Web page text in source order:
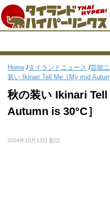
Home /タイランドニュース /芸能
装い Ikinari Tell Me［My mid
秋の装い Ikinari
Autumn is 30°C］
2024年10月13日 配信